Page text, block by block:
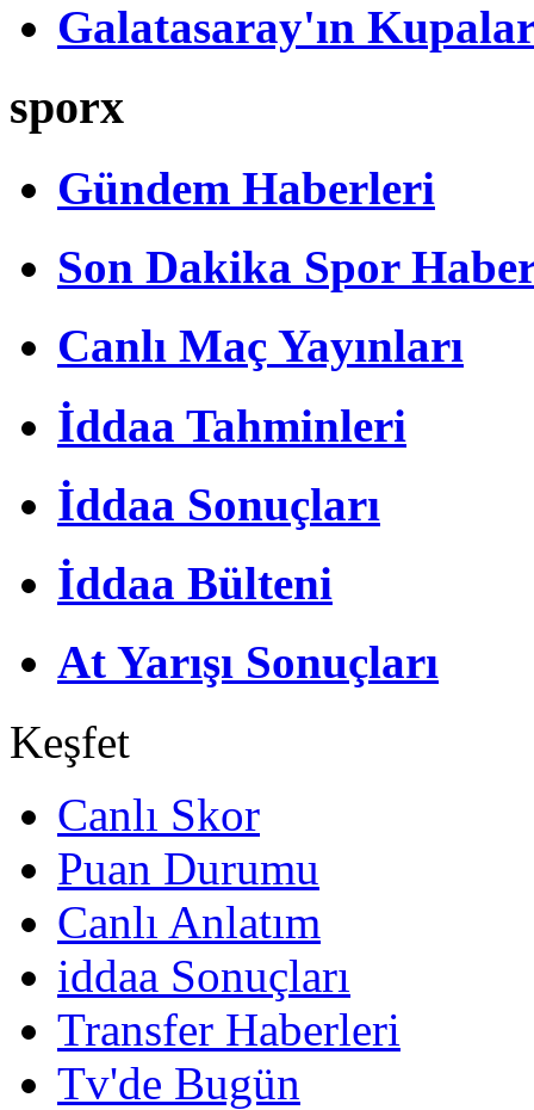
Galatasaray'ın
sporx
Gündem Haberleri
Son Dakika Spor
Canlı Maç Yayınları
İddaa Tahminleri
İddaa Sonuçları
İddaa Bülteni
At Yarışı Sonuçları
Keşfet
Canlı Skor
Puan Durumu
Canlı Anlatım
iddaa Sonuçları
Transfer Haberleri
Tv'de Bugün